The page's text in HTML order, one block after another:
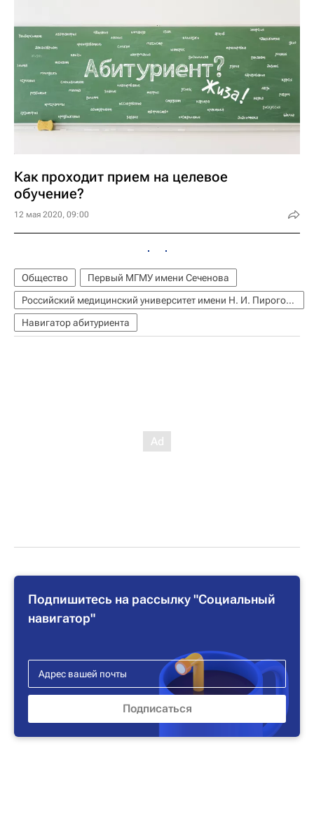
Как проходит прием на целевое
обучение?
12 мая 2020, 09:00
Общество
Первый МГМУ имени Сеченова
Российский медицинский университет имени Н. И. Пирогова
Навигатор абитуриента
Подпишитесь на рассылку "Социальный
навигатор"